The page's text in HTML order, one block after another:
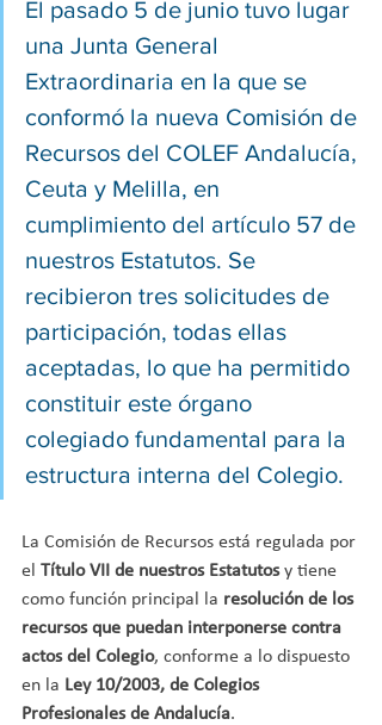
El pasado 5 de junio tuvo lugar
una Junta General
Extraordinaria en la que se
conformó la nueva Comisión de
Recursos del COLEF Andalucía,
Ceuta y Melilla, en
cumplimiento del artículo 57 de
nuestros Estatutos. Se
recibieron tres solicitudes de
participación, todas ellas
aceptadas, lo que ha permitido
constituir este órgano
colegiado fundamental para la
estructura interna del Colegio.
La Comisión de Recursos está regulada por
el Título VII de nuestros Estatutos y tiene
como función principal la resolución de los
recursos que puedan interponerse contra
actos del Colegio, conforme a lo dispuesto
en la Ley 10/2003, de Colegios
Profesionales de Andalucía.